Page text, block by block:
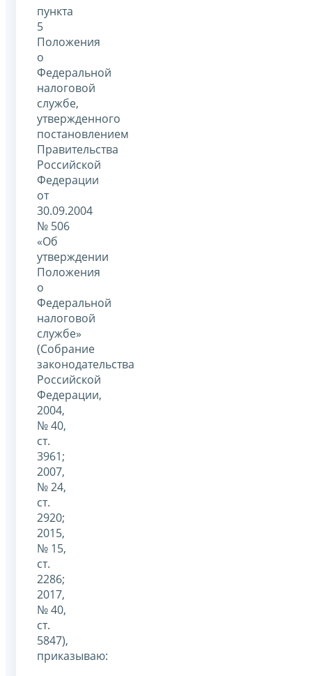
пункта
5
Положения
о
Федеральной
налоговой
службе,
утвержденного
постановлением
Правительства
Российской
Федерации
от
30.09.2004
№ 506
«Об
утверждении
Положения
о
Федеральной
налоговой
службе»
(Собрание
законодательства
Российской
Федерации,
2004,
№ 40,
ст.
3961;
2007,
№ 24,
ст.
2920;
2015,
№ 15,
ст.
2286;
2017,
№ 40,
ст.
5847),
приказываю: